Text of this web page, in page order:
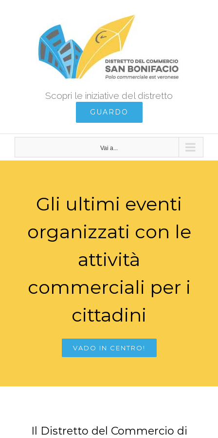
Scopri le iniziative del distretto
GUARDO
Vai a...
Gli ultimi eventi
organizzati con le
attività
commerciali per i
cittadini
VADO IN CENTRO!
Il Distretto del Commercio di